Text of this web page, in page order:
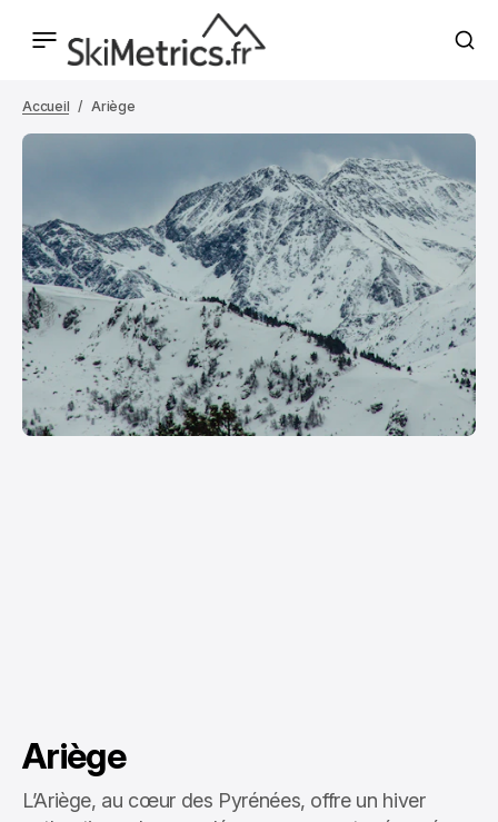
Accueil Ariège
Ariège
L’Ariège, au cœur des Pyrénées, offre un hiver